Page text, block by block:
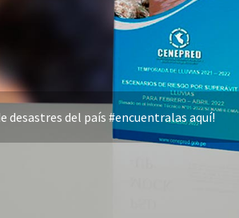
desastres del país #encuentralas aquí!